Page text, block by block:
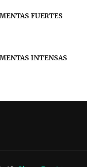
FUERTES
INTENSAS